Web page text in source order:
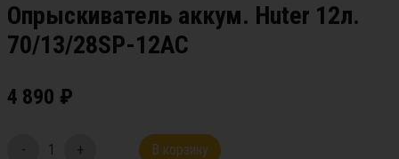
Опрыскиватель аккум. Huter 12л.
70/13/28SP-12AC
4 890 ₽
- 1 + В корзину